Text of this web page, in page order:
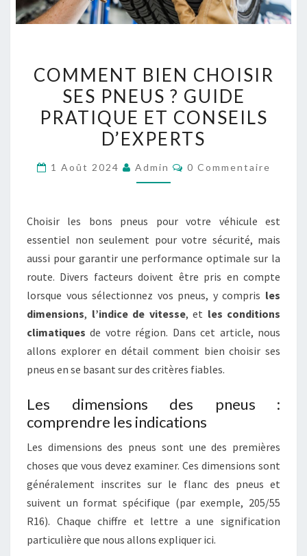
BIEN
CHOISIR
SES
PNEUS
GUIDE
CONSEILS
D’EXPERTS
COMMENT BIEN CHOISIR
SES PNEUS ? GUIDE
PRATIQUE ET CONSEILS
D’EXPERTS
1 Août 2024 Admin Commentaires
0 Commentaire
Choisir les bons pneus pour votre véhicule est
essentiel non seulement pour votre sécurité, mais
aussi pour garantir une performance optimale sur la
route. Divers facteurs doivent être pris en compte
lorsque vous sélectionnez vos pneus, y compris les
dimensions, l’indice de vitesse, et les conditions
climatiques de votre région. Dans cet article, nous
allons explorer en détail comment bien choisir ses
pneus en se basant sur des critères fiables.
Les dimensions des pneus :
comprendre les indications
Les dimensions des pneus sont une des premières
choses que vous devez examiner. Ces dimensions sont
généralement inscrites sur le flanc des pneus et
suivent un format spécifique (par exemple, 205/55
R16). Chaque chiffre et lettre a une signification
particulière que nous allons expliquer ici.